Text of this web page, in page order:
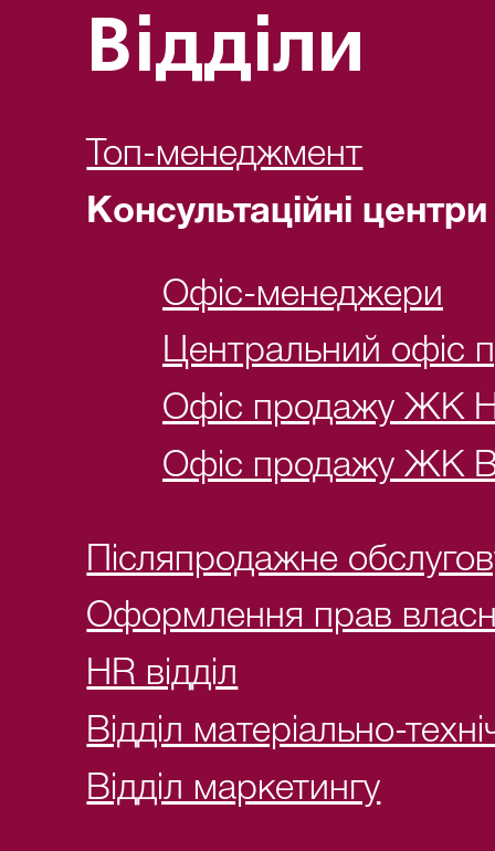
Відділи
Топ-менеджмент
Консультаційні центри
Офіс-менеджери
Центральний офіс
Офіс продажу ЖК
Офіс продажу ЖК
Післяпродажне
Оформлення прав
HR відділ
Відділ матеріально-
Відділ маркетингу